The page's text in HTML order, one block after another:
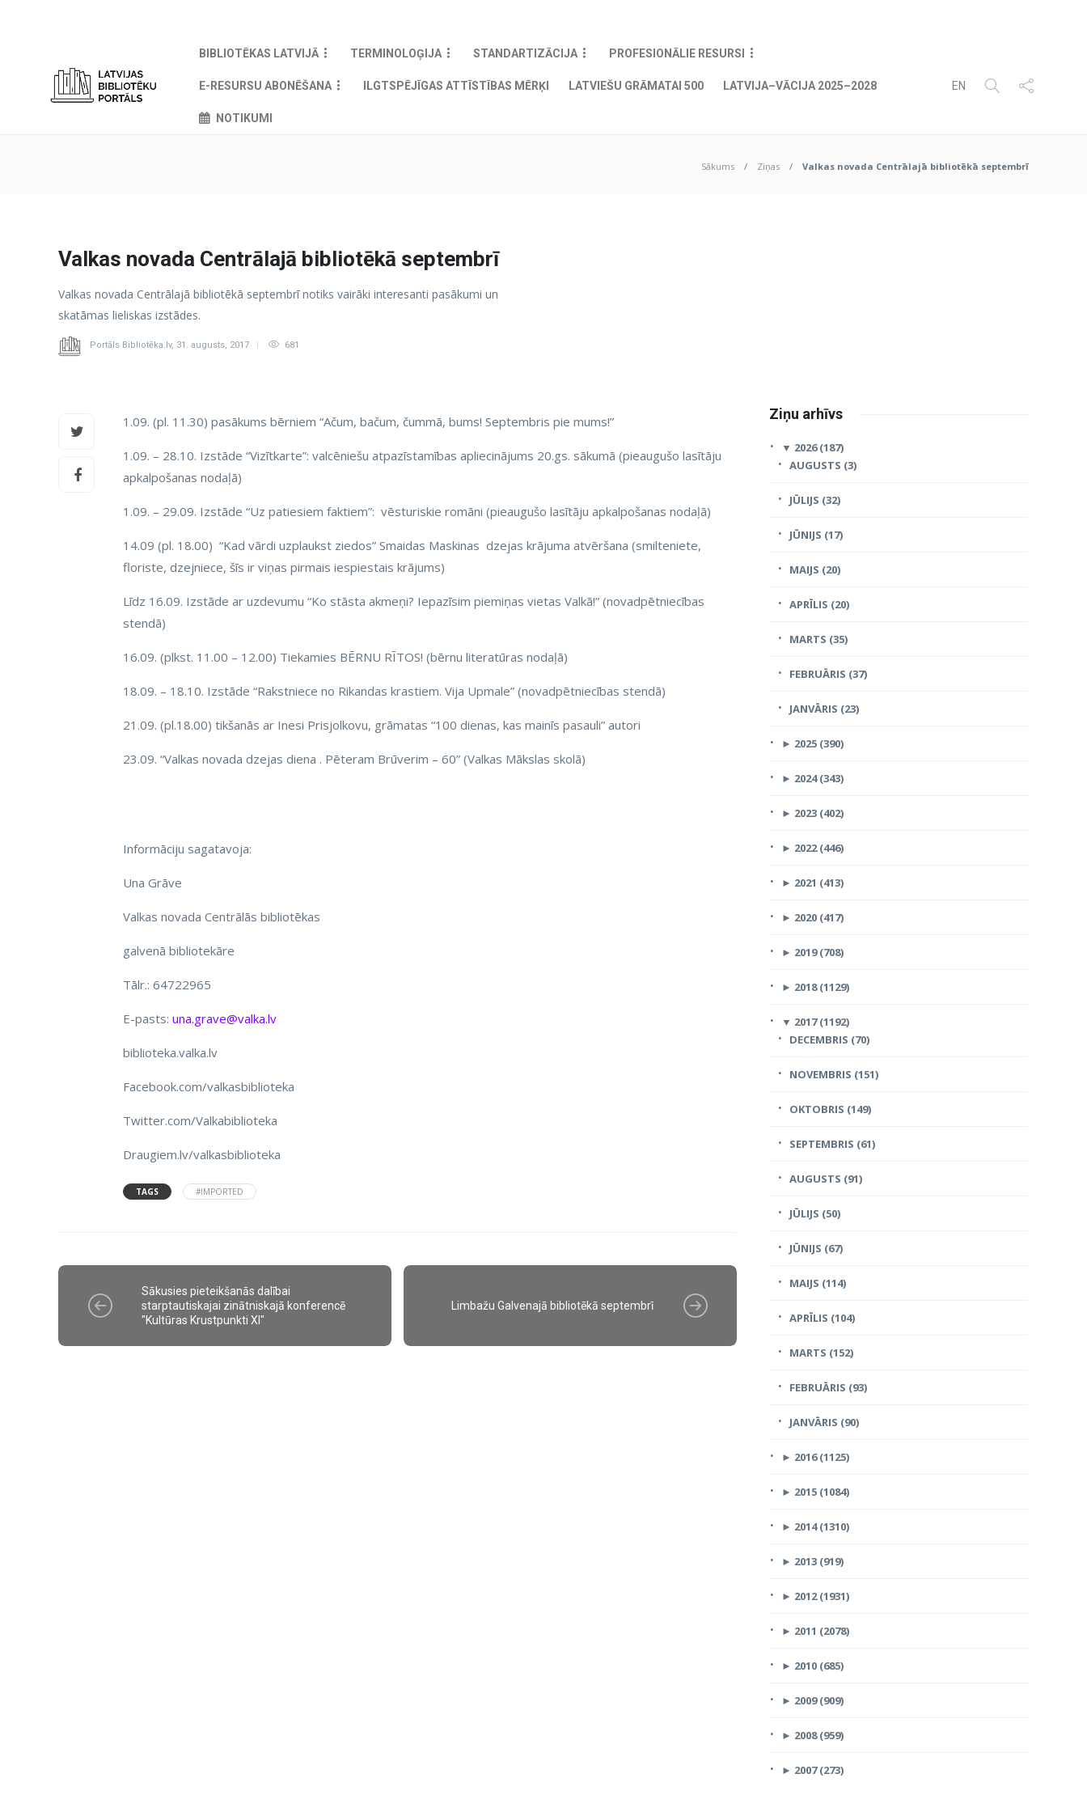
BIBLIOTĒKAS LATVIJĀ TERMINOLOĢIJA STANDARTIZĀCIJA PROFESIONĀLIE RESURSI
E-RESURSU ABONĒŠANA ILGTSPĒJĪGAS ATTĪSTĪBAS MĒRĶI LATVIEŠU GRĀMATAI 500 LATVIJA–VĀCIJA 2025–2028
NOTIKUMI
EN
Sākums Ziņas Valkas novada Centrālajā bibliotēkā septembrī
Valkas novada Centrālajā bibliotēkā septembrī
Valkas novada Centrālajā bibliotēkā septembrī notiks vairāki interesanti pasākumi un
skatāmas lieliskas izstādes.
Portāls Bibliotēka.lv, 31. augusts, 2017 681
1.09. (pl. 11.30) pasākums bērniem “Ačum, bačum, čummā, bums! Septembris pie mums!”
1.09. – 28.10. Izstāde “Vizītkarte”: valcēniešu atpazīstamības apliecinājums 20.gs. sākumā (pieaugušo lasītāju
apkalpošanas nodaļā)
1.09. – 29.09. Izstāde “Uz patiesiem faktiem”: vēsturiskie romāni (pieaugušo lasītāju apkalpošanas nodaļā)
14.09 (pl. 18.00) “Kad vārdi uzplaukst ziedos” Smaidas Maskinas dzejas krājuma atvēršana (smilteniete,
floriste, dzejniece, šīs ir viņas pirmais iespiestais krājums)
Līdz 16.09. Izstāde ar uzdevumu “Ko stāsta akmeņi? Iepazīsim piemiņas vietas Valkā!” (novadpētniecības
stendā)
16.09. (plkst. 11.00 – 12.00) Tiekamies BĒRNU RĪTOS! (bērnu literatūras nodaļā)
18.09. – 18.10. Izstāde “Rakstniece no Rikandas krastiem. Vija Upmale” (novadpētniecības stendā)
21.09. (pl.18.00) tikšanās ar Inesi Prisjolkovu, grāmatas “100 dienas, kas mainīs pasauli” autori
23.09. “Valkas novada dzejas diena . Pēteram Brūverim – 60” (Valkas Mākslas skolā)
Informāciju sagatavoja:
Una Grāve
Valkas novada Centrālās bibliotēkas
galvenā bibliotekāre
Tālr.: 64722965
E-pasts: una.grave@valka.lv
biblioteka.valka.lv
Facebook.com/valkasbiblioteka
Twitter.com/Valkabiblioteka
Draugiem.lv/valkasbiblioteka
TAGS #IMPORTED
Sākusies pieteikšanās dalībai
starptautiskajai zinātniskajā konferencē
"Kultūras Krustpunkti XI"
Limbažu Galvenajā bibliotēkā septembrī
Ziņu arhīvs
▼ 2026 (187)
AUGUSTS (3)
JŪLIJS (32)
JŪNIJS (17)
MAIJS (20)
APRĪLIS (20)
MARTS (35)
FEBRUĀRIS (37)
JANVĀRIS (23)
► 2025 (390)
► 2024 (343)
► 2023 (402)
► 2022 (446)
► 2021 (413)
► 2020 (417)
► 2019 (708)
► 2018 (1129)
▼ 2017 (1192)
DECEMBRIS (70)
NOVEMBRIS (151)
OKTOBRIS (149)
SEPTEMBRIS (61)
AUGUSTS (91)
JŪLIJS (50)
JŪNIJS (67)
MAIJS (114)
APRĪLIS (104)
MARTS (152)
FEBRUĀRIS (93)
JANVĀRIS (90)
► 2016 (1125)
► 2015 (1084)
► 2014 (1310)
► 2013 (919)
► 2012 (1931)
► 2011 (2078)
► 2010 (685)
► 2009 (909)
► 2008 (959)
► 2007 (273)